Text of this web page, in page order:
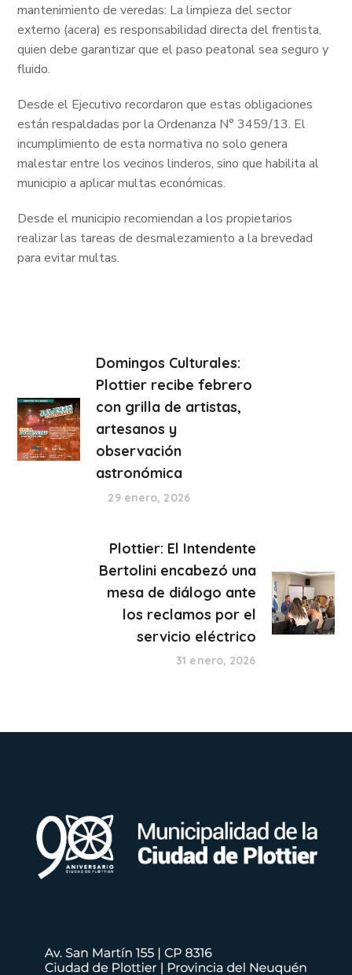
mantenimiento de veredas: La limpieza del sector
externo (acera) es responsabilidad directa del frentista,
quien debe garantizar que el paso peatonal sea seguro y
fluido.
Desde el Ejecutivo recordaron que estas obligaciones
están respaldadas por la Ordenanza N° 3459/13. El
incumplimiento de esta normativa no solo genera
malestar entre los vecinos linderos, sino que habilita al
municipio a aplicar multas económicas.
Desde el municipio recomiendan a los propietarios
realizar las tareas de desmalezamiento a la brevedad
para evitar multas.
Domingos Culturales:
Plottier recibe febrero
con grilla de artistas,
artesanos y
observación
astronómica
29 enero, 2026
Plottier: El Intendente
Bertolini encabezó una
mesa de diálogo ante
los reclamos por el
servicio eléctrico
31 enero, 2026